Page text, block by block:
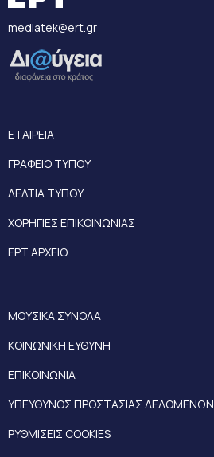
mediatek@ert.gr
ΕΤΑΙΡΕΙΑ
ΓΡΑΦΕΙΟ ΤΥΠΟΥ
ΔΕΛΤΙΑ ΤΥΠΟΥ
ΧΟΡΗΓΙΕΣ ΕΠΙΚΟΙΝΩΝΙΑΣ
ΕΡΤ ΑΡΧΕΙΟ
ΜΟΥΣΙΚΑ ΣΥΝΟΛΑ
ΚΟΙΝΩΝΙΚΗ ΕΥΘΥΝΗ
ΕΠΙΚΟΙΝΩΝΙΑ
ΥΠΕΥΘΥΝΟΣ ΠΡΟΣΤΑΣΙΑΣ ΔΕΔΟΜΕΝΩΝ
ΡΥΘΜΙΣΕΙΣ COOKIES